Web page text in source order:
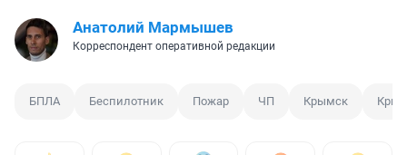
Анатолий Мармышев
Корреспондент оперативной редакции
БПЛА Беспилотник Пожар ЧП Крымск